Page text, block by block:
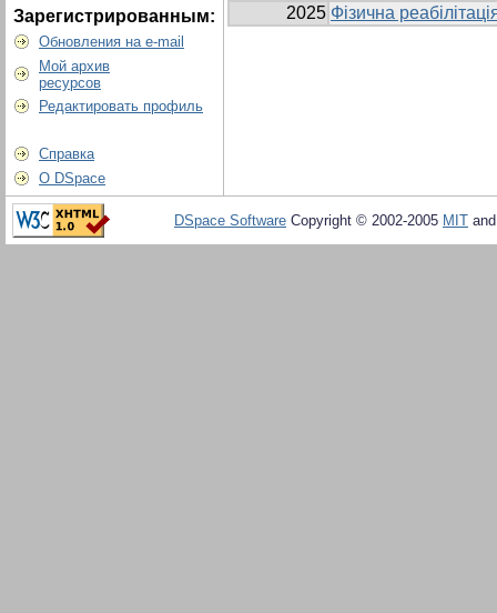
Зарегистрированным:
Обновления на e-mail
Мой архив
ресурсов
Редактировать профиль
Справка
О DSpace
2025 Фізична
DSpace Software Copyright © 2002-2005 MIT